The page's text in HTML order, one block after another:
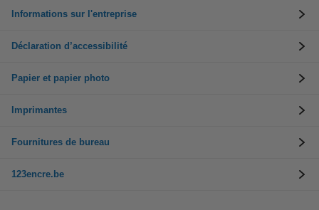
Informations sur l'entreprise
Déclaration d’accessibilité
Papier et papier photo
Imprimantes
Fournitures de bureau
123encre.be